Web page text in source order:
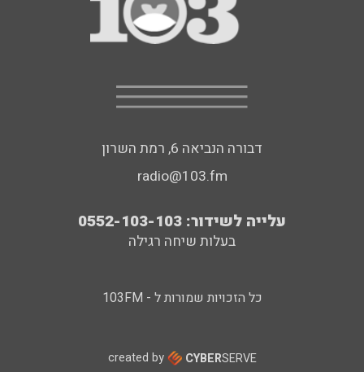
דבורה הנביאה 6, רמת השרון
radio@103.fm
עלייה לשידור: 0552-103-103
בעלות שיחה רגילה
כל הזכויות שמורות ל - 103FM
created by CYBERSERVE